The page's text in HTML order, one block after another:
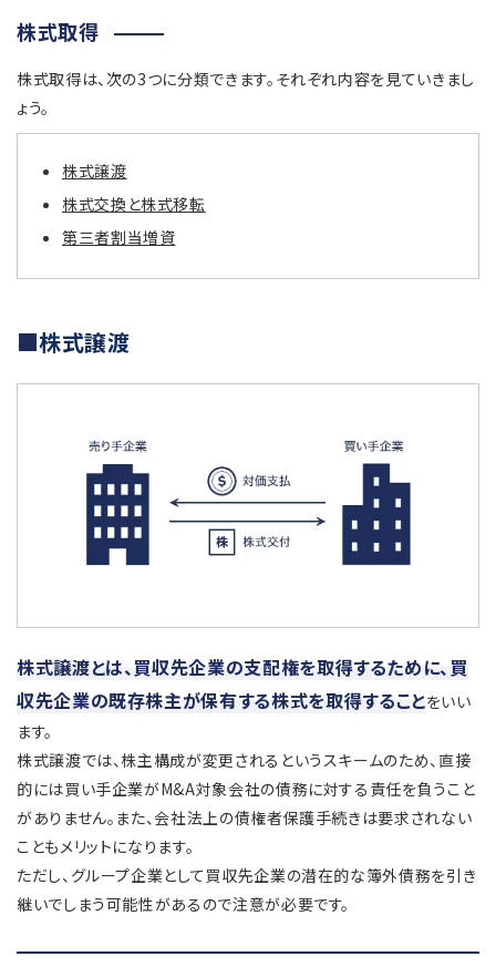
株式取得
株式取得は、次の3つに分類できます。それぞれ内容を見ていきまし
ょう。
株式譲渡
株式交換と株式移転
第三者割当増資
株式譲渡
株式譲渡とは、買収先企業の支配権を取得するために、買
収先企業の既存株主が保有する株式を取得することをいい
ます。
株式譲渡では、株主構成が変更されるというスキームのため、直接
的には買い手企業がM&A対象会社の債務に対する責任を負うこと
がありません。また、会社法上の債権者保護手続きは要求されない
こともメリットになります。
ただし、グループ企業として買収先企業の潜在的な簿外債務を引き
継いでしまう可能性があるので注意が必要です。